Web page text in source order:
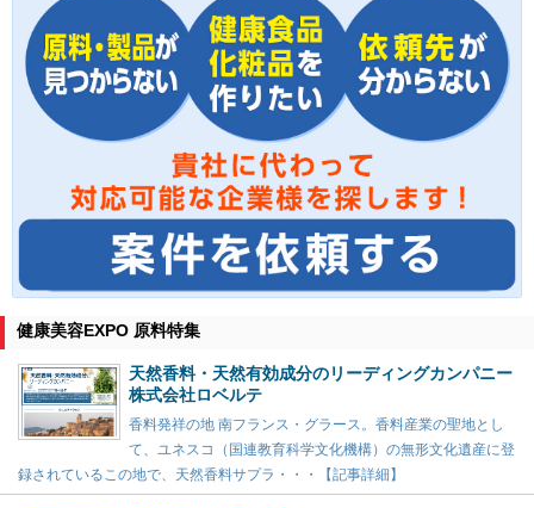
健康美容EXPO 原料特集
天然香料・天然有効成分のリーディングカンパニー
株式会社ロベルテ
香料発祥の地 南フランス・グラース。香料産業の聖地とし
て、ユネスコ（国連教育科学文化機構）の無形文化遺産に登
録されているこの地で、天然香料サプラ・・・【記事詳細】